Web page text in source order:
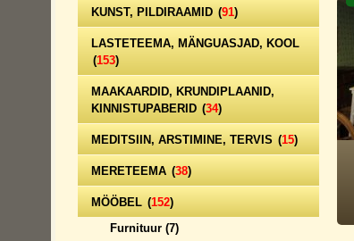
KUNST, PILDIRAAMID (91)
LASTETEEMA, MÄNGUASJAD, KOOL
(153)
MAAKAARDID, KRUNDIPLAANID,
KINNISTUPABERID (34)
MEDITSIIN, ARSTIMINE, TERVIS (15)
MERETEEMA (38)
MÖÖBEL (152)
Furnituur (7)